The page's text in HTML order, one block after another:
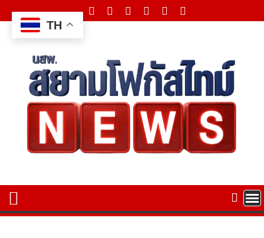
to
content
TH